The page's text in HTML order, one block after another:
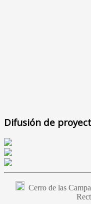
Difusión de
Cerro de las